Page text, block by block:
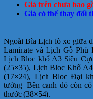
Giá trên chưa bao
Giá có thể thay đổi
Ngoài Bìa Lịch lò xo giữa
Laminate và Lịch Gỗ
Lịch Bloc khổ A3 Siêu
(25×35), Lịch Bloc Khổ
(17×24), Lịch Bloc Đại
tường. Bên cạnh đó còn
thước (38×54).